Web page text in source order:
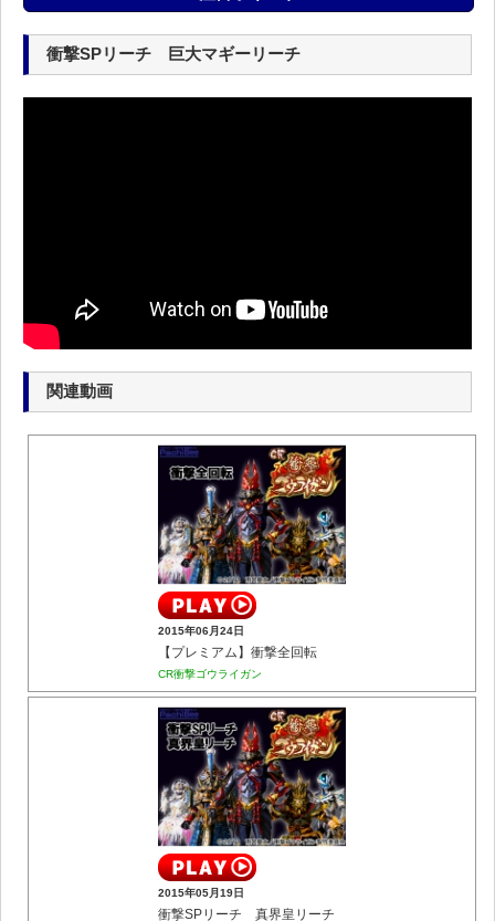
衝撃SPリーチ 巨大マギーリーチ
関連動画
2015年06月24日
【プレミアム】衝撃全回転
CR衝撃ゴウライガン
2015年05月19日
衝撃SPリーチ 真界皇リーチ